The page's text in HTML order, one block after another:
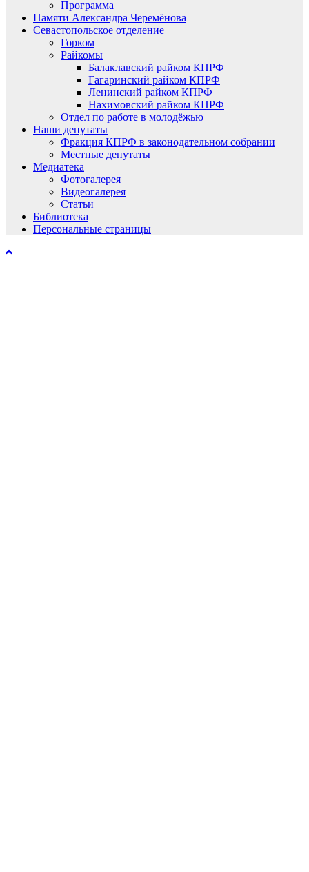
Программа
Памяти Александра Черемёнова
Севастопольское отделение
Горком
Райкомы
Балаклавский райком КПРФ
Гагаринский райком КПРФ
Ленинский райком КПРФ
Нахимовский райком КПРФ
Отдел по работе в молодёжью
Наши депутаты
Фракция КПРФ в законодательном собрании
Местные депутаты
Медиатека
Фотогалерея
Видеогалерея
Статьи
Библиотека
Персональные страницы